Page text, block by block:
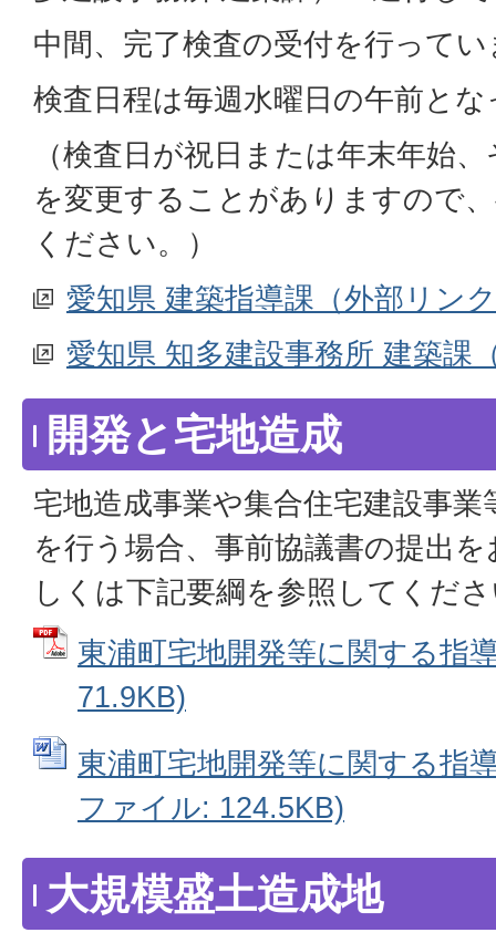
中間、完了検査の受付を行って
検査日程は毎週水曜日の午前と
（検査日が祝日または年末年始
を変更することがありますので
ください。）
愛知県 建築指導課（外部リン
愛知県 知多建設事務所 建築課
開発と宅地造成
宅地造成事業や集合住宅建設事
を行う場合、事前協議書の提出
しくは下記要綱を参照してくだ
東浦町宅地開発等に関する指
71.9KB)
東浦町宅地開発等に関する指
ファイル: 124.5KB)
大規模盛土造成地